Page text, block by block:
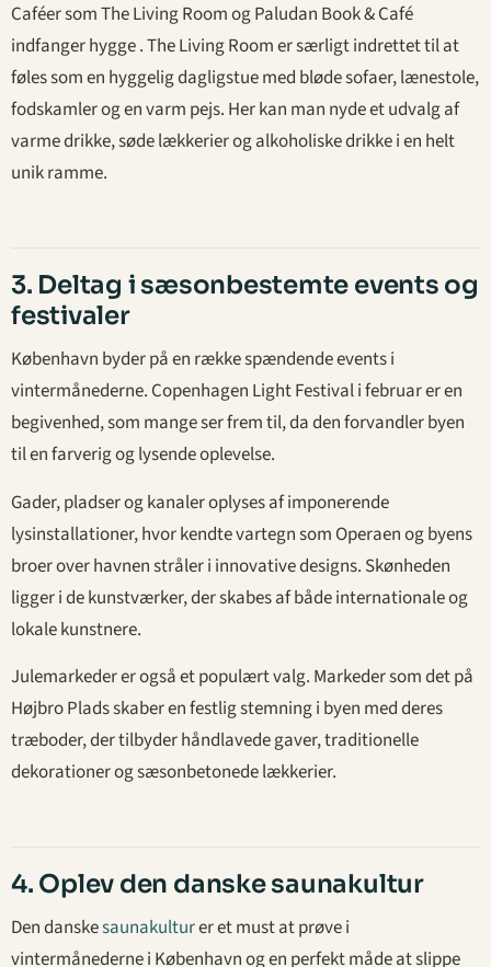
Caféer som The Living Room og Paludan Book & Café
indfanger hygge . The Living Room er særligt indrettet til at
føles som en hyggelig dagligstue med bløde sofaer, lænestole,
fodskamler og en varm pejs. Her kan man nyde et udvalg af
varme drikke, søde lækkerier og alkoholiske drikke i en helt
unik ramme.
3. Deltag i sæsonbestemte events og
festivaler
København byder på en række spændende events i
vintermånederne. Copenhagen Light Festival i februar er en
begivenhed, som mange ser frem til, da den forvandler byen
til en farverig og lysende oplevelse.
Gader, pladser og kanaler oplyses af imponerende
lysinstallationer, hvor kendte vartegn som Operaen og byens
broer over havnen stråler i innovative designs. Skønheden
ligger i de kunstværker, der skabes af både internationale og
lokale kunstnere.
Julemarkeder er også et populært valg. Markeder som det på
Højbro Plads skaber en festlig stemning i byen med deres
træboder, der tilbyder håndlavede gaver, traditionelle
dekorationer og sæsonbetonede lækkerier.
4. Oplev den danske saunakultur
Den danskesaunakulturer et must at prøve i
vintermånederne i København og en perfekt måde at slippe